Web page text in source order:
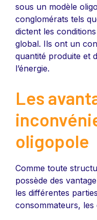
sous un modèle
conglomérats tels
dictent les
global. Ils ont un
quantité produite et
l’énergie.
Les
oligopole
Comme toute
possède des
les différentes
consommateurs,